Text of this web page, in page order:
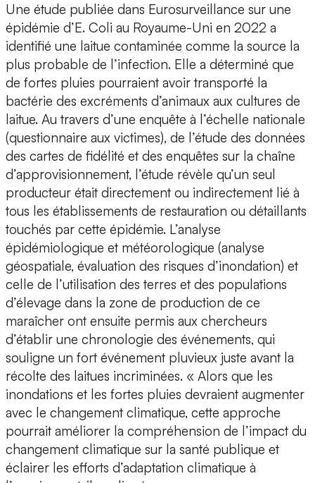
Une étude publiée dans Eurosurveillance sur une
épidémie d’E. Coli au Royaume-Uni en 2022 a
identifié une laitue contaminée comme la source la
plus probable de l’infection. Elle a déterminé que
de fortes pluies pourraient avoir transporté la
bactérie des excréments d’animaux aux cultures de
laitue. Au travers d’une enquête à l’échelle nationale
(questionnaire aux victimes), de l’étude des données
des cartes de fidélité et des enquêtes sur la chaîne
d’approvisionnement, l’étude révèle qu’un seul
producteur était directement ou indirectement lié à
tous les établissements de restauration ou détaillants
touchés par cette épidémie. L’analyse
épidémiologique et météorologique (analyse
géospatiale, évaluation des risques d’inondation) et
celle de l’utilisation des terres et des populations
d’élevage dans la zone de production de ce
maraîcher ont ensuite permis aux chercheurs
d’établir une chronologie des événements, qui
souligne un fort événement pluvieux juste avant la
récolte des laitues incriminées. « Alors que les
inondations et les fortes pluies devraient augmenter
avec le changement climatique, cette approche
pourrait améliorer la compréhension de l’impact du
changement climatique sur la santé publique et
éclairer les efforts d’adaptation climatique à